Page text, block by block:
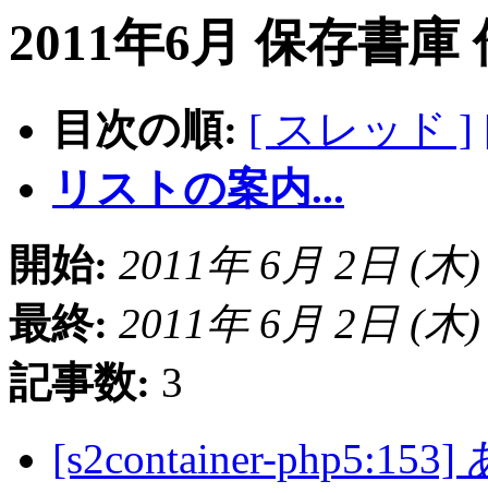
2011年6月 保存書庫
目次の順: [ スレッド ]
リストの案内...
開始: 2011年 6月 2日 (木
最終: 2011年 6月 2日 (木
記事数: 3
[s2container-